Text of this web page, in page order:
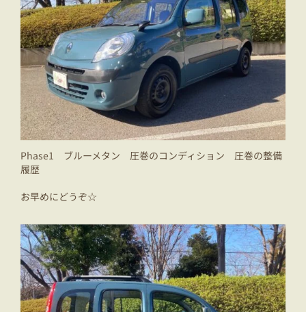
Phase1 ブルーメタン 圧巻のコンディション 圧巻の整備
履歴
お早めにどうぞ☆